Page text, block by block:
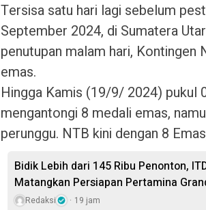
Tersisa satu hari lagi sebelum
September 2024, di Sumatera
penutupan malam hari, Kontingen
emas.
Hingga Kamis (19/9/ 2024) pukul
mengantongi 8 medali emas,
perunggu. NTB kini dengan 8
Bidik Lebih dari 145 Ribu Penonton,
Matangkan Persiapan Pertamina
Redaksi 19 jam